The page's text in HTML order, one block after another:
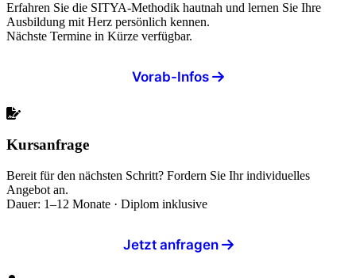
Erfahren Sie die SITYA-Methodik hautnah und lernen Sie Ihre
Ausbildung mit Herz persönlich kennen.
Nächste Termine in Kürze verfügbar.
Vorab-Infos
Kursanfrage
Bereit für den nächsten Schritt? Fordern Sie Ihr individuelles
Angebot an.
Dauer: 1–12 Monate · Diplom inklusive
Jetzt anfragen